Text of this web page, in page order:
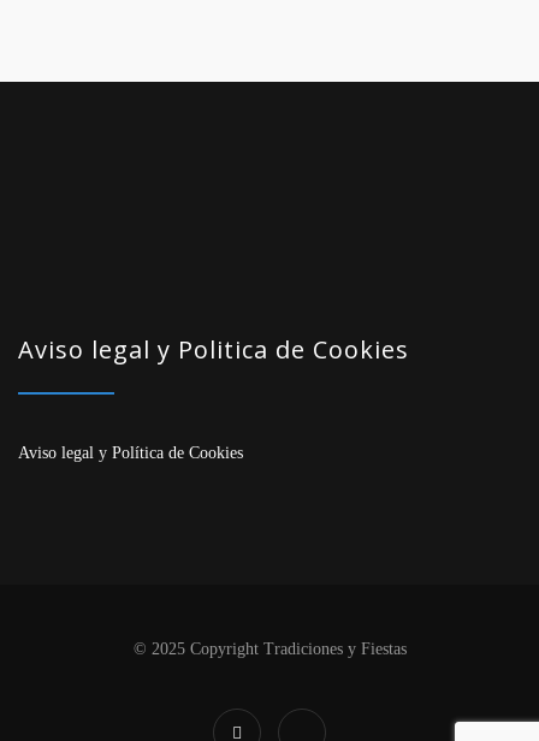
Aviso legal y Politica de Cookies
Aviso legal y Política de Cookies
© 2025 Copyright Tradiciones y Fiestas